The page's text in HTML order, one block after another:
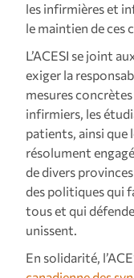
les infirmières et
le maintien de ces
L’ACESI se joint
exiger la
mesures
infirmiers, les
patients, ainsi que
résolument
de divers
des politiques qui
tous et qui
unissent.
En solidarité,